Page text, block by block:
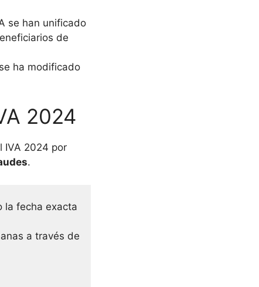
se han unificado
de
ha modificado
2024
IVA 2024 por
.
la fecha exacta
a través de